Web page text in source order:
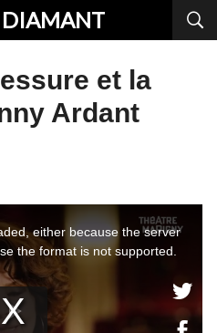
DIAMANT
et la
Ardant